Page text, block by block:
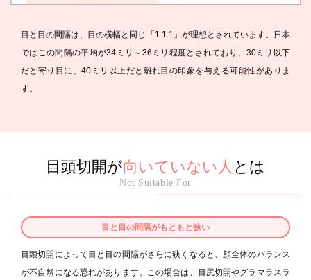
目と目の間隔は、目の横幅と同じ「1:1:1」が理想とされています。日本
ではこの間隔の平均が34ミリ～36ミリ程度とされており、30ミリ以下
だと寄り目に、40ミリ以上だと離れ目の印象を与える可能性がありま
す。
目頭切開が向いていない人 とは
Not Suitable For
目と目の間隔がもともと狭い
目頭切開によって目と目の間隔がさらに狭くなると、顔全体のバランス
が不自然になる恐れがあります。この場合は、目尻切開やグラマラスラ